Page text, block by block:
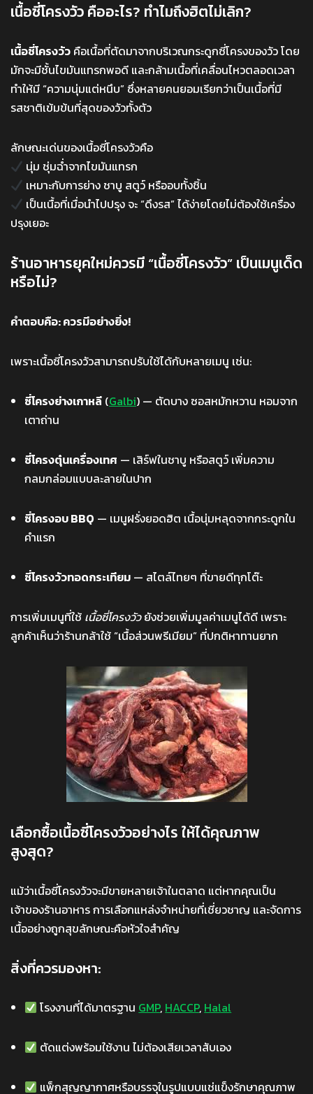
เนื้อซี่โครงวัว คืออะไร? ทำไมถึงฮิตไม่เลิก?
เนื้อซี่โครงวัว คือเนื้อที่ตัดมาจากบริเวณกระดูกซี่โครงของวัว โดย
มักจะมีชั้นไขมันแทรกพอดี และกล้ามเนื้อที่เคลื่อนไหวตลอดเวลา
ทำให้มี “ความนุ่มแต่หนึบ” ซึ่งหลายคนยอมเรียกว่าเป็นเนื้อที่มี
รสชาติเข้มข้นที่สุดของวัวทั้งตัว
ลักษณะเด่นของเนื้อซี่โครงวัวคือ
นุ่ม ชุ่มฉ่ำจากไขมันแทรก
เหมาะกับการย่าง ชาบู สตูว์ หรืออบทั้งชิ้น
เป็นเนื้อที่เมื่อนำไปปรุง จะ “ดึงรส” ได้ง่ายโดยไม่ต้องใช้เครื่อง
ปรุงเยอะ
ร้านอาหารยุคใหม่ควรมี “เนื้อซี่โครงวัว” เป็นเมนูเด็ด
หรือไม่?
คำตอบคือ: ควรมีอย่างยิ่ง!
เพราะเนื้อซี่โครงวัวสามารถปรับใช้ได้กับหลายเมนู เช่น:
ซี่โครงย่างเกาหลี (Galbi) — ตัดบาง ซอสหมักหวาน หอมจาก
เตาถ่าน
ซี่โครงตุ๋นเครื่องเทศ — เสิร์ฟในชาบู หรือสตูว์ เพิ่มความ
กลมกล่อมแบบละลายในปาก
ซี่โครงอบ BBQ — เมนูฝรั่งยอดฮิต เนื้อนุ่มหลุดจากกระดูกใน
คำแรก
ซี่โครงวัวทอดกระเทียม — สไตล์ไทยๆ ที่ขายดีทุกโต๊ะ
การเพิ่มเมนูที่ใช้ เนื้อซี่โครงวัวยังช่วยเพิ่มมูลค่าเมนูได้ดี เพราะ
ลูกค้าเห็นว่าร้านกล้าใช้ “เนื้อส่วนพรีเมียม” ที่ปกติหาทานยาก
เลือกซื้อเนื้อซี่โครงวัวอย่างไร ให้ได้คุณภาพ
สูงสุด?
แม้ว่าเนื้อซี่โครงวัวจะมีขายหลายเจ้าในตลาด แต่หากคุณเป็น
เจ้าของร้านอาหาร การเลือกแหล่งจำหน่ายที่เชี่ยวชาญ และจัดการ
เนื้ออย่างถูกสุขลักษณะคือหัวใจสำคัญ
สิ่งที่ควรมองหา:
โรงงานที่ได้มาตรฐาน GMP, HACCP, Halal
ตัดแต่งพร้อมใช้งาน ไม่ต้องเสียเวลาสับเอง
แพ็กสุญญากาศหรือบรรจุในรูปแบบแช่แข็งรักษาคุณภาพ